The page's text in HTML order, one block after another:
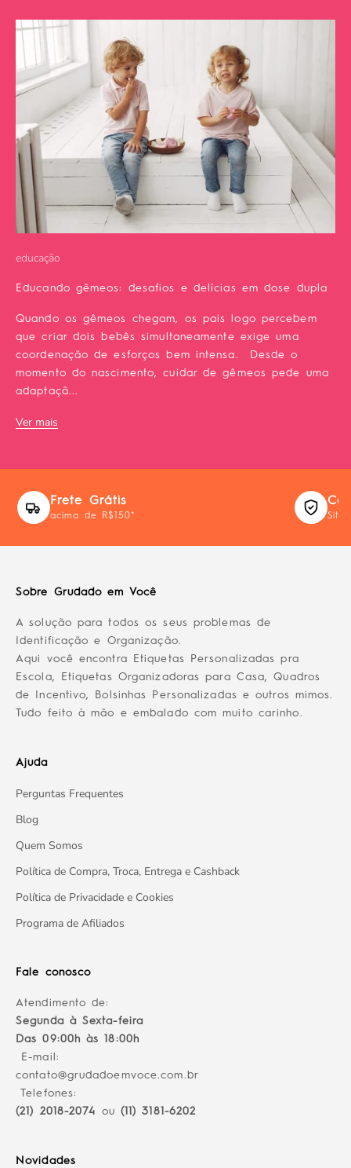
educação
Educando gêmeos: desafios e delícias em dose dupla
Quando os gêmeos chegam, os pais logo percebem
que criar dois bebês simultaneamente exige uma
coordenação de esforços bem intensa. Desde o
momento do nascimento, cuidar de gêmeos pede uma
adaptaçã...
Ver mais
Frete Grátis
acima de R$150* Site
Sobre Grudado em Você
A solução para todos os seus problemas de
Identificação e Organização.
Aqui você encontra Etiquetas Personalizadas pra
Escola, Etiquetas Organizadoras para Casa, Quadros
de Incentivo, Bolsinhas Personalizadas e outros mimos.
Tudo feito à mão e embalado com muito carinho.
Ajuda
Perguntas Frequentes
Blog
Quem Somos
Política de Compra, Troca, Entrega e Cashback
Política de Privacidade e Cookies
Programa de Afiliados
Fale conosco
Atendimento de:
Segunda à Sexta-feira
Das 09:00h às 18:00h
E-mail:
contato@grudadoemvoce.com.br
Telefones:
(21) 2018-2074
ou (11) 3181-6202
Novidades